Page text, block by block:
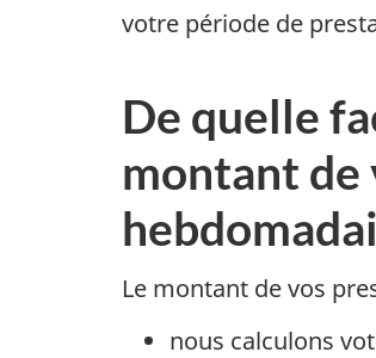
u
l
i
è
r
e
votre période de
De quelle
montant de
Le montant de vos
nous calculons